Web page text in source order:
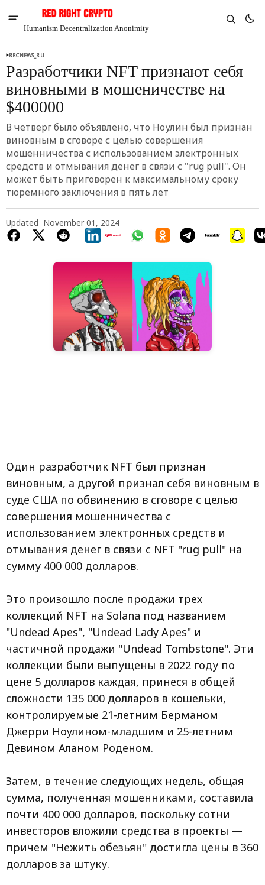
Humanism Decentralization Anonimity
Chia
$1.36
-4.67%
RRCNEWS_RU
Разработчики NFT признают себя
виновными в мошеничестве на
$400000
В четверг было объявлено, что Ноулин был признан
виновным в сговоре с целью совершения
мошенничества с использованием электронных
средств и отмывания денег в связи с "rug pull". Он
может быть приговорен к максимальному сроку
тюремного заключения в пять лет
Updated November 01, 2024
Один разработчик NFT был признан
виновным, а другой признал себя виновным в
суде США по обвинению в сговоре с целью
совершения мошенничества с
использованием электронных средств и
отмывания денег в связи с NFT "rug pull" на
сумму 400 000 долларов.
Это произошло после продажи трех
коллекций NFT на Solana под названием
"Undead Apes", "Undead Lady Apes" и
частичной продажи "Undead Tombstone". Эти
коллекции были выпущены в 2022 году по
цене 5 долларов каждая, принеся в общей
сложности 135 000 долларов в кошельки,
контролируемые 21-летним Берманом
Джерри Ноулином-младшим и 25-летним
Девином Аланом Роденом.
Затем, в течение следующих недель, общая
сумма, полученная мошенниками, составила
почти 400 000 долларов, поскольку сотни
инвесторов вложили средства в проекты —
причем "Нежить обезьян" достигла цены в 360
долларов за штуку.